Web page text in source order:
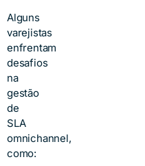
Alguns
varejistas
enfrentam
desafios
na
gestão
de
SLA
omnichannel,
como: